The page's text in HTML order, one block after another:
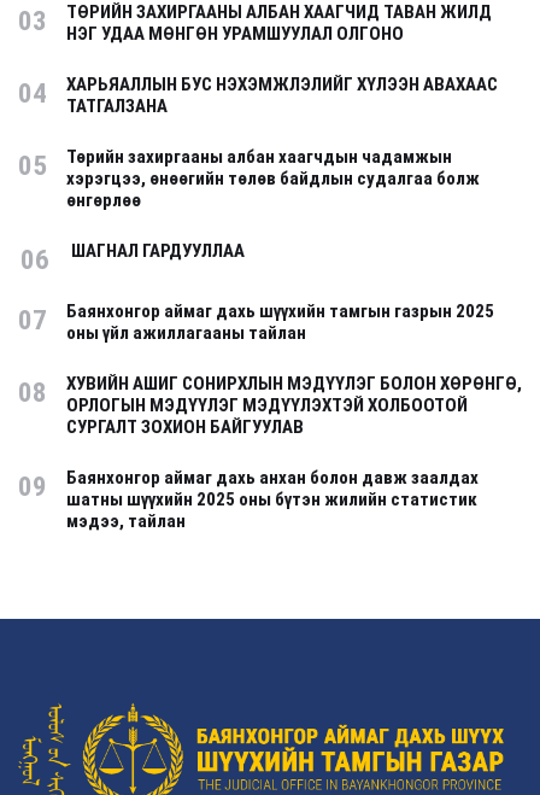
03
ТӨРИЙН ЗАХИРГААНЫ АЛБАН ХААГЧИД ТАВАН ЖИЛД
НЭГ УДАА МӨНГӨН УРАМШУУЛАЛ ОЛГОНО
04
ХАРЬЯАЛЛЫН БУС НЭХЭМЖЛЭЛИЙГ ХҮЛЭЭН АВАХААС
ТАТГАЛЗАНА
05
Төрийн захиргааны албан хаагчдын чадамжын
хэрэгцээ, өнөөгийн төлөв байдлын судалгаа болж
өнгөрлөө
06 ШАГНАЛ ГАРДУУЛЛАА
07
Баянхонгор аймаг дахь шүүхийн тамгын газрын 2025
оны үйл ажиллагааны тайлан
08
ХУВИЙН АШИГ СОНИРХЛЫН МЭДҮҮЛЭГ БОЛОН ХӨРӨНГӨ,
ОРЛОГЫН МЭДҮҮЛЭГ МЭДҮҮЛЭХТЭЙ ХОЛБООТОЙ
СУРГАЛТ ЗОХИОН БАЙГУУЛАВ
09
Баянхонгор аймаг дахь анхан болон давж заалдах
шатны шүүхийн 2025 оны бүтэн жилийн статистик
мэдээ, тайлан